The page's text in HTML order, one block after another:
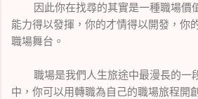
因此你在找尋的其實是一種職場價
能力得以發揮，你的才情得以開發，你
職場舞台。
職場是我們人生旅途中最漫長的一
中，你可以用轉職為自己的職場旅程開